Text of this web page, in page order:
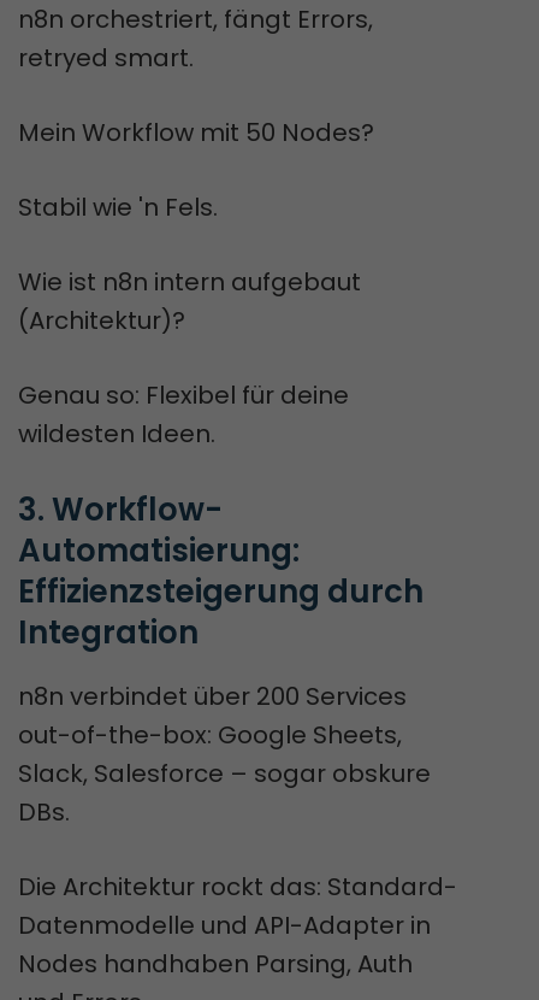
n8n orchestriert, fängt Errors,
retryed smart.
Mein Workflow mit 50 Nodes?
Stabil wie 'n Fels.
Wie ist n8n intern aufgebaut
(Architektur)?
Genau so: Flexibel für deine
wildesten Ideen.
3. Workflow-
Automatisierung:
Effizienzsteigerung durch
Integration
n8n verbindet über 200 Services
out-of-the-box: Google Sheets,
Slack, Salesforce – sogar obskure
DBs.
Die Architektur rockt das: Standard-
Datenmodelle und API-Adapter in
Nodes handhaben Parsing, Auth